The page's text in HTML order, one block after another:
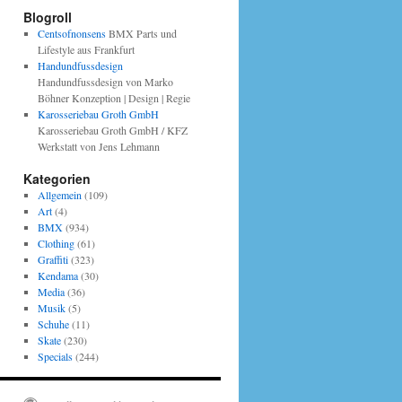
Blogroll
CentsofnonsensBMX Parts und
Lifestyle aus Frankfurt
Handundfussdesign
Handundfussdesign von Marko
Böhner Konzeption | Design | Regie
Karosseriebau Groth GmbH
Karosseriebau Groth GmbH / KFZ
Werkstatt von Jens Lehmann
Kategorien
Allgemein (109)
Art(4)
BMX(934)
Clothing(61)
Graffiti(323)
Kendama(30)
Media(36)
Musik(5)
Schuhe(11)
Skate(230)
Specials(244)